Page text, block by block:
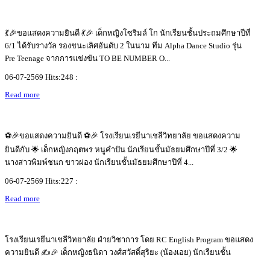
💃🎉ขอแสดงความยินดี 💃🎉 เด็กหญิงโซริมล์ โก นักเรียนชั้นประถมศึกษาปีที่
6/1 ได้รับรางวัล รองชนะเลิศอันดับ 2 ในนาม ทีม Alpha Dance Studio รุ่น
Pre Teenage จากการแข่งขัน TO BE NUMBER O...
06-07-2569 Hits:248 :
Read more
⚽🎉ขอแสดงความยินดี ⚽🎉 โรงเรียนเรยีนาเชลีวิทยาลัย ขอแสดงความ
ยินดีกับ 🌟 เด็กหญิงกฤตพร หนูคำปัน นักเรียนชั้นมัธยมศึกษาปีที่ 3/2 🌟
นางสาวพิมพ์ชนก ขาวผ่อง นักเรียนชั้นมัธยมศึกษาปีที่ 4...
06-07-2569 Hits:227 :
Read more
โรงเรียนเรยีนาเชลีวิทยาลัย ฝ่ายวิชาการ โดย RC English Program ขอแสดง
ความยินดี ✍️🎉 เด็กหญิงธนิดา วงศ์สวัสดิ์สุริยะ (น้องเอย) นักเรียนชั้น